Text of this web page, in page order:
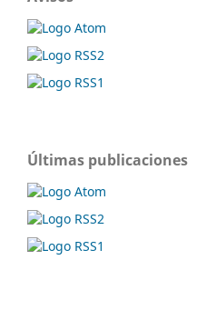
Últimas publicaciones